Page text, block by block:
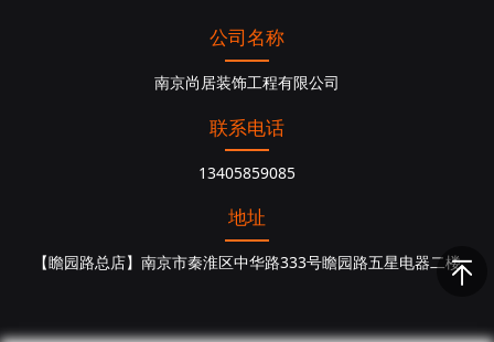
公司名称
南京尚居装饰工程有限公司
联系电话
13405859085
地址
【瞻园路总店】南京市秦淮区中华路333号瞻园路五星电器二楼